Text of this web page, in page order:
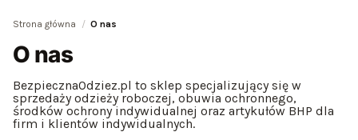
Strona główna O nas
O nas
BezpiecznaOdziez.pl to sklep specjalizujący się w
sprzedaży odzieży roboczej, obuwia ochronnego,
środków ochrony indywidualnej oraz artykułów BHP dla
firm i klientów indywidualnych.